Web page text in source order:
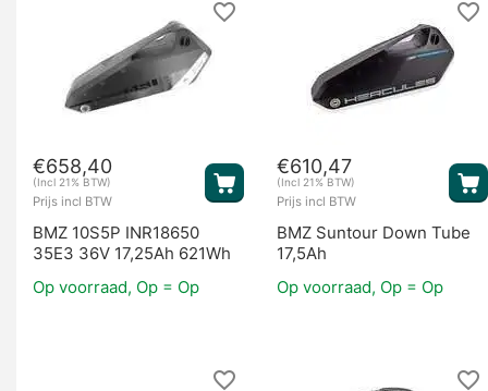
Fietsaccu's
€658,40
(Incl 21% BTW)
Prijs incl BTW
BMZ 10S5P INR18650
35E3 36V 17,25Ah 621Wh
Op voorraad, Op = Op
€610,47
(Incl 21% BTW)
Prijs incl BTW
BMZ Suntour Down Tube
17,5Ah
Op voorraad, Op = Op